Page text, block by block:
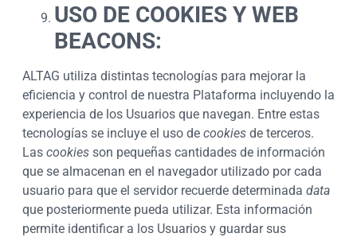
USO DE COOKIES Y WEB
BEACONS:
ALTAG utiliza distintas tecnologías para mejorar la
eficiencia y control de nuestra Plataforma incluyendo la
experiencia de los Usuarios que navegan. Entre estas
tecnologías se incluye el uso de cookiesde terceros.
Las cookiesson pequeñas cantidades de información
que se almacenan en el navegador utilizado por cada
usuario para que el servidor recuerde determinada data
que posteriormente pueda utilizar. Esta información
permite identificar a los Usuarios y guardar sus